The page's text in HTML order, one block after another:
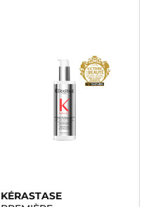
KÉRASTASE